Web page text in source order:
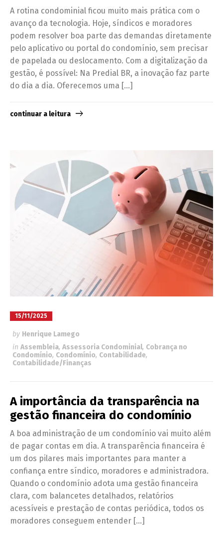
A rotina condominial ficou muito mais prática com o
avanço da tecnologia. Hoje, síndicos e moradores
podem resolver boa parte das demandas diretamente
pelo aplicativo ou portal do condomínio, sem precisar
de papelada ou deslocamento. Com a digitalização da
gestão, é possível: Na Predial BR, a inovação faz parte
do dia a dia. Oferecemos uma […]
continuar a leitura
15/11/2025
by Henrique Lamego
in Assembleia, Assessoria Condominial, Cobrança no
Condomínio, Condomínio, Contabilidade,
Contabilidade/Finanças
A importância da transparência na
gestão financeira do condomínio
A boa administração de um condomínio vai muito além
de pagar contas em dia. A transparência financeira é
um dos pilares mais importantes para manter a
confiança entre síndico, moradores e administradora.
Quando o condomínio adota uma gestão financeira
clara, com balancetes detalhados, relatórios
acessíveis e prestação de contas periódica, todos os
moradores conseguem entender […]